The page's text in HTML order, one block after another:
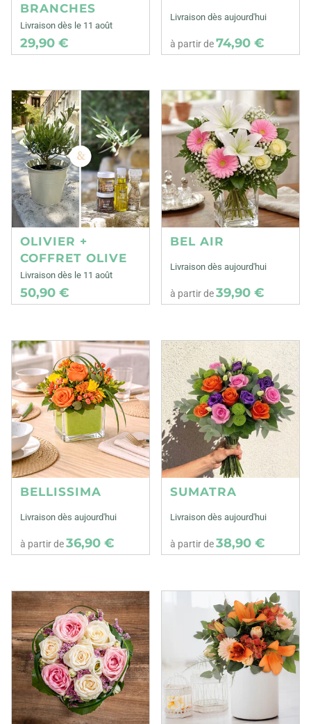
BRANCHES
Livraison dès le 11 août
29,90 €
Livraison dès aujourd'hui
à partir de74,90 €
OLIVIER +
COFFRET OLIVE
Livraison dès le 11 août
50,90 €
BEL AIR
Livraison dès aujourd'hui
à partir de39,90 €
BELLISSIMA
Livraison dès aujourd'hui
à partir de36,90 €
SUMATRA
Livraison dès aujourd'hui
à partir de38,90 €